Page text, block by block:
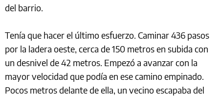
del barrio.
Tenía que hacer el último esfuerzo. Caminar 436 pasos
por la ladera oeste, cerca de 150 metros en subida con
un desnivel de 42 metros. Empezó a avanzar con la
mayor velocidad que podía en ese camino empinado.
Pocos metros delante de ella, un vecino escapaba del